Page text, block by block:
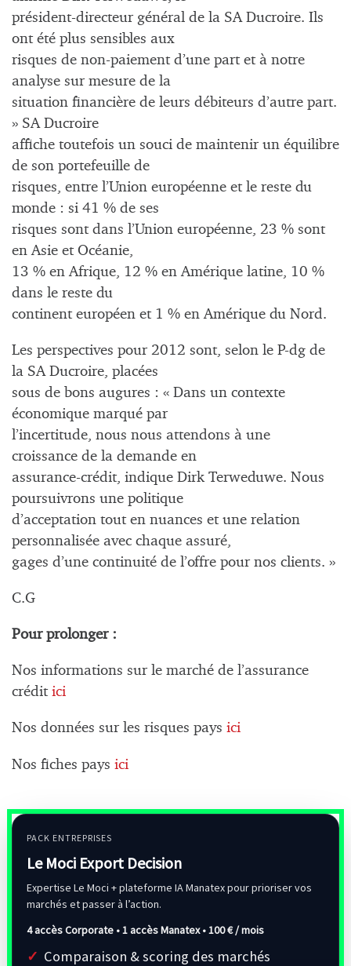
président-directeur général de la SA Ducroire. Ils
ont été plus sensibles aux
risques de non-paiement d’une part et à notre
analyse sur mesure de la
situation financière de leurs débiteurs d’autre part.
» SA Ducroire
affiche toutefois un souci de maintenir un équilibre
de son portefeuille de
risques, entre l’Union européenne et le reste du
monde : si 41 % de ses
risques sont dans l’Union européenne, 23 % sont
en Asie et Océanie,
13 % en Afrique, 12 % en Amérique latine, 10 %
dans le reste du
continent européen et 1 % en Amérique du Nord.
Les perspectives pour 2012 sont, selon le P-dg de
la SA Ducroire, placées
sous de bons augures : « Dans un contexte
économique marqué par
l’incertitude, nous nous attendons à une
croissance de la demande en
assurance-crédit, indique Dirk Terweduwe. Nous
poursuivrons une politique
d’acceptation tout en nuances et une relation
personnalisée avec chaque assuré,
gages d’une continuité de l’offre pour nos clients. »
C.G
Pour prolonger :
Nos informations sur le marché de l’assurance
crédit ici
Nos données sur les risques pays ici
Nos fiches pays ici
PACK ENTREPRISES
Le Moci Export Decision
Expertise Le Moci + plateforme IA Manatex pour prioriser vos
marchés et passer à l’action.
4 accès Corporate • 1 accès Manatex •100 € / mois
Comparaison & scoring des marchés